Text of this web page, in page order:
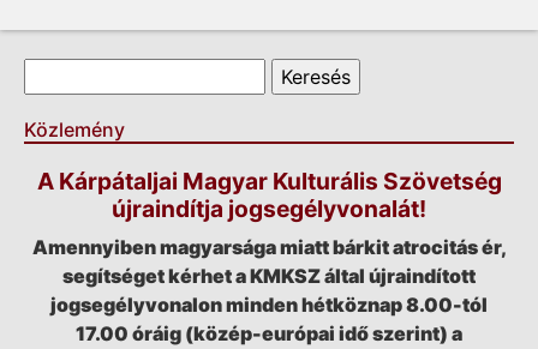
Keresés űrlap
Közlemény
A Kárpátaljai Magyar Kulturális Szövetség
újraindítja jogsegélyvonalát!
Amennyiben magyarsága miatt bárkit atrocitás ér,
segítséget kérhet a KMKSZ által újraindított
jogsegélyvonalon minden hétköznap 8.00-tól
17.00 óráig (közép-európai idő szerint) a